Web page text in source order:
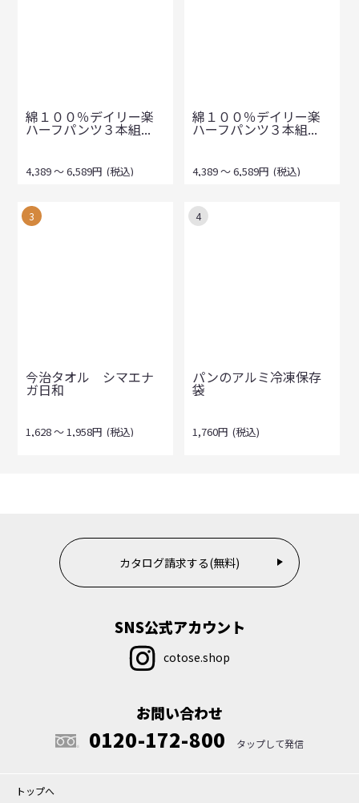
綿１００％デイリー楽
ハーフパンツ３本組...
4,389～6,589円 (税込)
綿１００％デイリー楽
ハーフパンツ３本組...
4,389～6,589円 (税込)
3
今治タオル シマエナ
ガ日和
1,628～1,958円 (税込)
4
パンのアルミ冷凍保存
袋
1,760円 (税込)
カタログ請求する(無料)
SNS公式アカウント
cotose.shop
お問い合わせ
0120-172-800
トップへ